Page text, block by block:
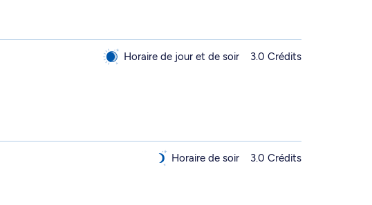
Horaire de jour et de soir 3.0 Crédits
Horaire de soir 3.0 Crédits